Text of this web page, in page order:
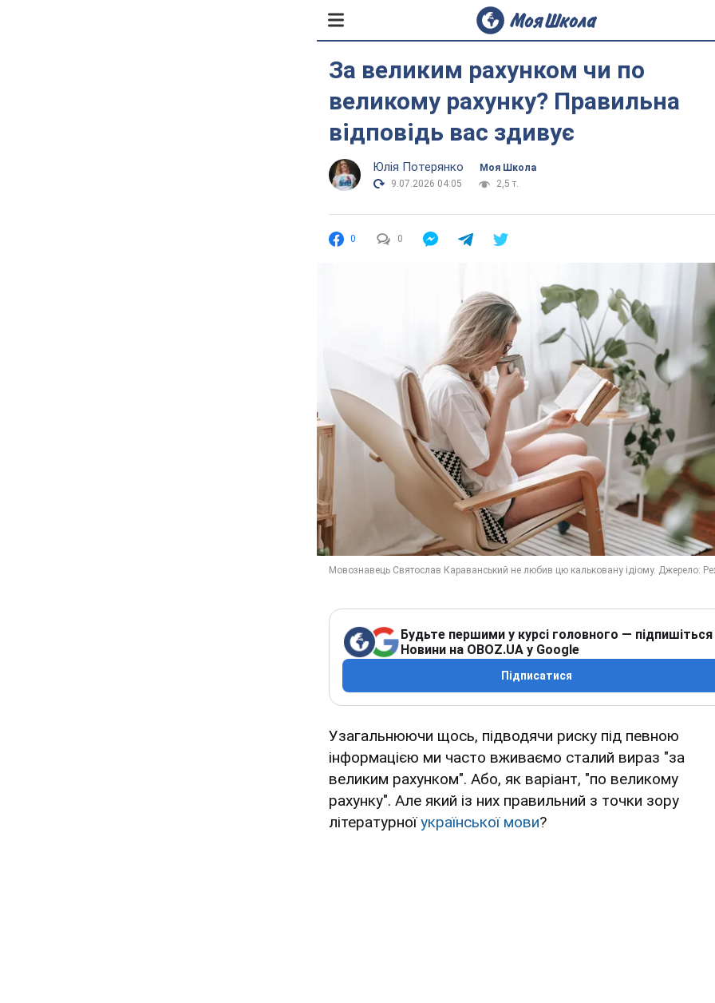
За великим рахунком чи по
великому рахунку? Правильна
відповідь вас здивує
Юлія Потерянко
Моя Школа
9.07.2026 04:05
2,5 т.
0 0
Будьте першими у курсі головного — підпишіться
Новини на OBOZ.UA у Google
Підписатися
Узагальнюючи щось, підводячи риску під певною
інформацією ми часто вживаємо сталий вираз "за
великим рахунком". Або, як варіант, "по великому
рахунку". Але який із них правильний з точки зору
літературноїукраїнської мови?